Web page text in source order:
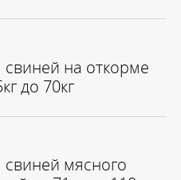
на откорме
до 70кг
мясного